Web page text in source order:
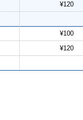
¥120
¥100
¥120